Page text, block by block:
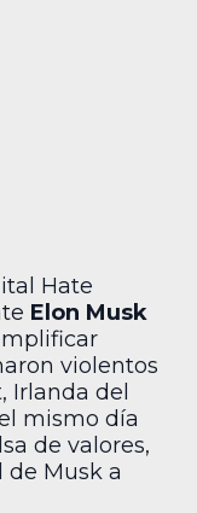
Hate
Elon Musk
violentos
Irlanda del
mismo día
de valores,
de Musk a